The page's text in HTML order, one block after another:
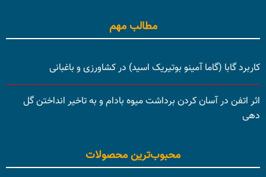
مطالب مهم
کاربرد گابا (گاما آمینو بوتیریک اسید) در کشاورزی و باغبانی
اثر اتفن در آسان کردن برداشت میوه بادام و به تاخیر انداختن گل
دهی
محبوب‌ترین محصولات